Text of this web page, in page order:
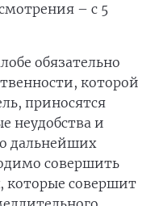
– с 5
обязательно
которой
приносятся
неудобства и
дальнейших
совершить
которые совершит